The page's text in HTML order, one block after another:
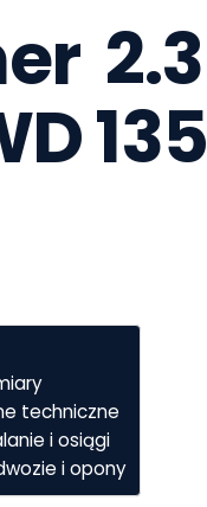
2.3
135
techniczne
i osiągi
i opony